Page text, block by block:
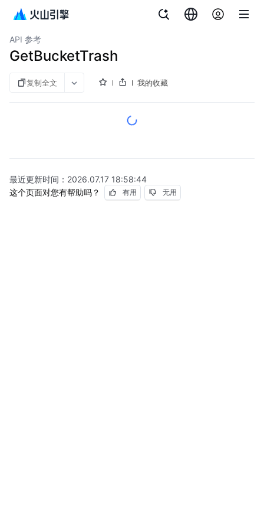
对象存储
API 参考
GetBucketTrash
复制全文 我的收藏
最近更新时间： 2026.07.17 18:58:44
这个页面对您有帮助吗？
有用 无用